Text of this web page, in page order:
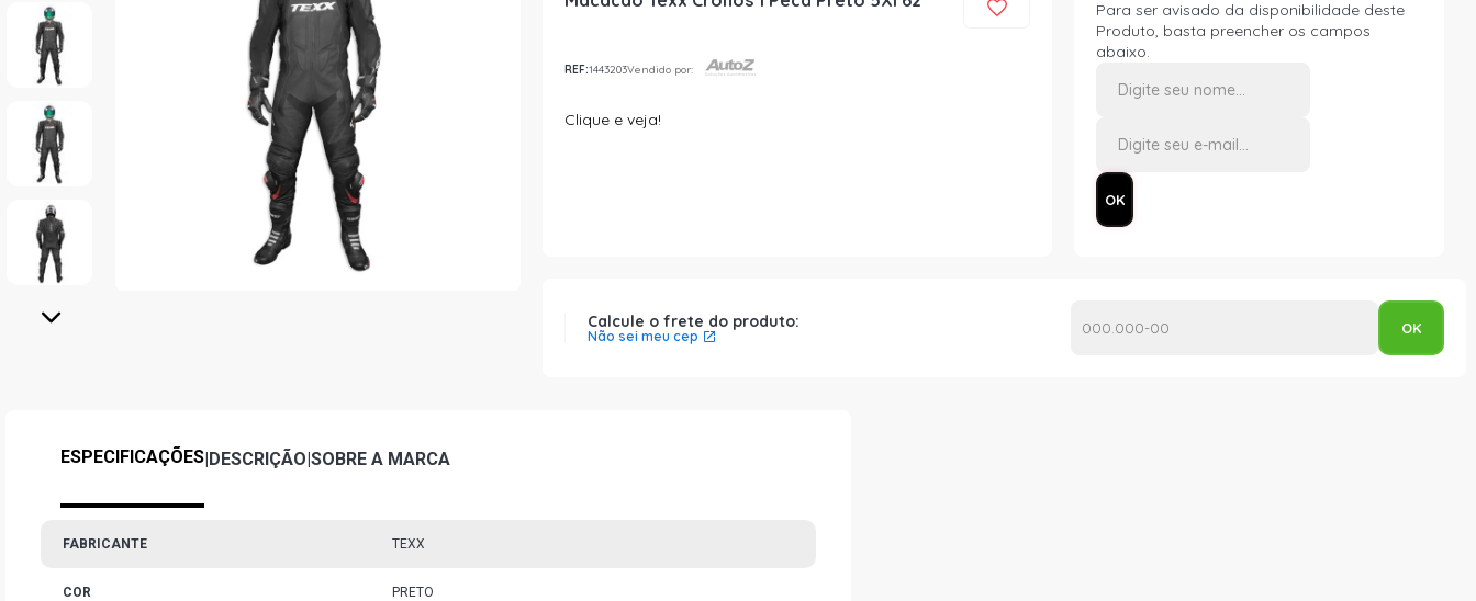
REF:1443203Vendido por:
Clique e veja!
Para ser avisado da disponibilidade deste
Produto, basta preencher os campos
abaixo.
Calcule o frete do produto:
Não sei meu cep
ESPECIFICAÇÕES|DESCRIÇÃO|SOBRE A MARCA
FABRICANTE TEXX
COR PRETO